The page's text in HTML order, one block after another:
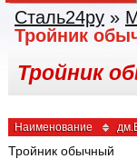
Сталь24ру »
Тройник
Тройник
Наименование
Тройник обычный